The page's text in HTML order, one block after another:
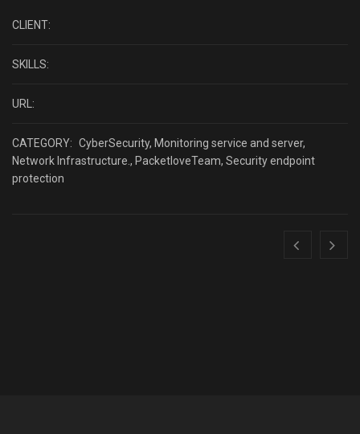
CLIENT:
SKILLS:
URL:
CATEGORY: CyberSecurity, Monitoring service and server,
Network Infrastructure. , PacketloveTeam, Security endpoint
protection